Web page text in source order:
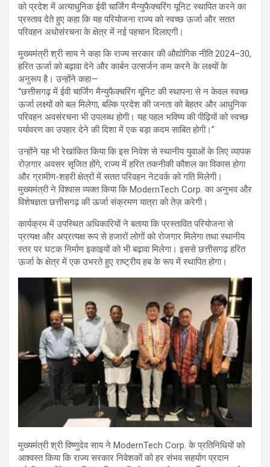
को प्रदेश में अत्याधुनिक ईवी चार्जिंग मैन्युफैक्चरिंग यूनिट स्थापित करने का
प्रस्ताव देते हुए कहा कि यह परियोजना राज्य को स्वच्छ ऊर्जा और सतत
परिवहन अधोसंरचना के क्षेत्र में नई पहचान दिलाएगी।
मुख्यमंत्री श्री साय ने कहा कि राज्य सरकार की औद्योगिक नीति 2024–30,
हरित ऊर्जा को बढ़ावा देने और कार्बन उत्सर्जन कम करने के लक्ष्यों के
अनुरूप है। उन्होंने कहा—
“छत्तीसगढ़ में ईवी चार्जिंग मैन्युफैक्चरिंग यूनिट की स्थापना से न केवल स्वच्छ
ऊर्जा लक्ष्यों को बल मिलेगा, बल्कि प्रदेश की जनता को बेहतर और आधुनिक
परिवहन अवसंरचना भी उपलब्ध होगी। यह पहल भविष्य की पीढ़ियों को स्वच्छ
पर्यावरण का उपहार देने की दिशा में एक बड़ा कदम साबित होगी।”
उन्होंने यह भी रेखांकित किया कि इस निवेश से स्थानीय युवाओं के लिए व्यापक
रोज़गार अवसर सृजित होंगे, राज्य में हरित तकनीकी कौशल का विकास होगा
और ग्रामीण-शहरी क्षेत्रों में सतत परिवहन नेटवर्क को गति मिलेगी।
मुख्यमंत्री ने विश्वास व्यक्त किया कि ModernTech Corp. का अनुभव और
विशेषज्ञता छत्तीसगढ़ की ऊर्जा संक्रमण यात्रा को तेज़ करेगी।
कार्यक्रम में उपस्थित अधिकारियों ने बताया कि प्रस्तावित परियोजना से
प्रत्यक्ष और अप्रत्यक्ष रूप से हजारों लोगों को रोजगार मिलेगा तथा स्थानीय
स्तर पर घटक निर्माण इकाइयों को भी बढ़ावा मिलेगा। इससे छत्तीसगढ़ हरित
ऊर्जा के क्षेत्र में एक उभरते हुए राष्ट्रीय हब के रूप में स्थापित होगा।
मुख्यमंत्री श्री विष्णुदेव साय ने ModernTech Corp. के प्रतिनिधियों को
आश्वस्त किया कि राज्य सरकार निवेशकों को हर संभव सहयोग प्रदान